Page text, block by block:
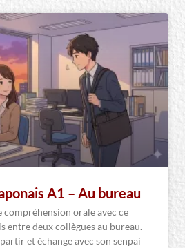
A1 – Au bureau
orale avec ce
entre deux collègues au bureau.
partir et échange avec son senpai